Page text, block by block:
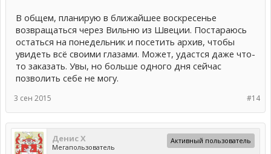
В общем, планирую в ближайшее воскресенье
возвращаться через Вильню из Швеции. Постараюсь
остаться на понедельник и посетить архив, чтобы
увидеть всё своими глазами. Может, удастся даже что-
то заказать. Увы, но больше одного дня сейчас
позволить себе не могу.
#14
3 сен 2015
Денис Х
Мегапользователь
Активный пользователь